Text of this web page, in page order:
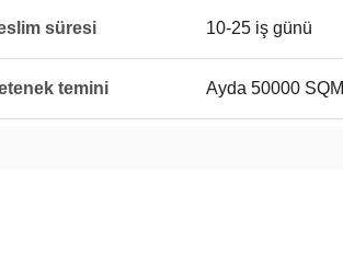
süresi 10-25 iş günü
temini Ayda 50000 SQM